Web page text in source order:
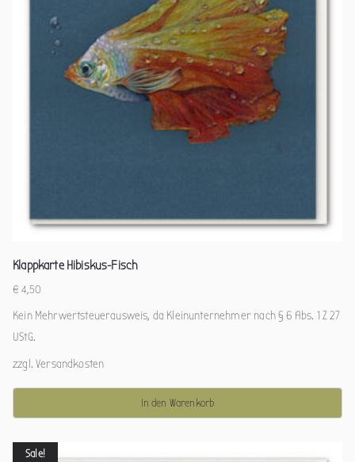
Klappkarte Hibiskus-Fisch
€ 4,50
Kein Mehrwertsteuerausweis, da Kleinunternehmer nach § 6 Abs. 1 Z 27
UStG.
zzgl.Versandkosten
In den Warenkorb
Sale!